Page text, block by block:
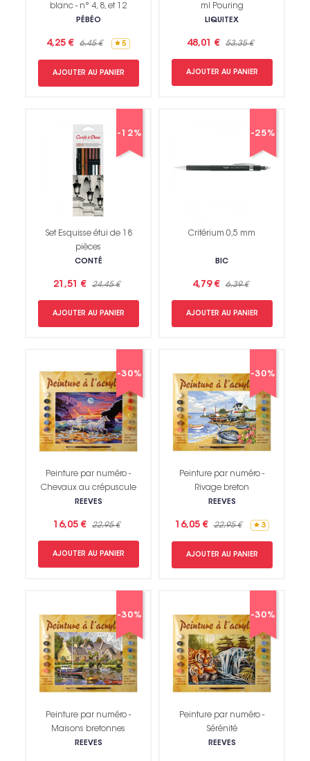
blanc - n° 4, 8, et 12
PÉBÉO
4,25 € 6,45 € 5
AJOUTER AU PANIER
ml Pouring
LIQUITEX
48,01 € 53,35 €
AJOUTER AU PANIER
-12%
Set Esquisse étui de 18
pièces
CONTÉ
21,51 € 24,45 €
AJOUTER AU PANIER
-25%
Critérium 0,5 mm
BIC
4,79 € 6,39 €
AJOUTER AU PANIER
-30%
Peinture par numéro -
Chevaux au crépuscule
REEVES
16,05 € 22,95 €
AJOUTER AU PANIER
-30%
Peinture par numéro -
Rivage breton
REEVES
16,05 € 22,95 € 3
AJOUTER AU PANIER
-30%
Peinture par numéro -
Maisons bretonnes
REEVES
-30%
Peinture par numéro -
Sérénité
REEVES